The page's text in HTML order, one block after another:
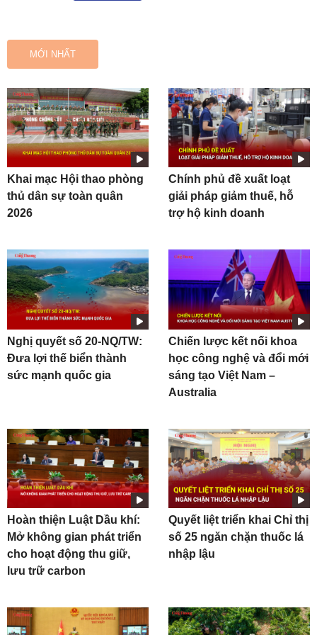
MỚI NHẤT
Khai mạc Hội thao phòng
thủ dân sự toàn quân
2026
Chính phủ đề xuất loạt
giải pháp giảm thuế, hỗ
trợ hộ kinh doanh
Nghị quyết số 20-NQ/TW:
Đưa lợi thế biển thành
sức mạnh quốc gia
Chiến lược kết nối khoa
học công nghệ và đổi mới
sáng tạo Việt Nam –
Australia
Hoàn thiện Luật Dầu khí:
Mở không gian phát triển
cho hoạt động thu giữ,
lưu trữ carbon
Quyết liệt triển khai Chỉ thị
số 25 ngăn chặn thuốc lá
nhập lậu